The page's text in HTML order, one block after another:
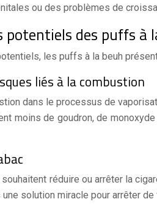
ou des problèmes de
potentiels des puffs à
les puffs à la beuh
liés à la combustion
dans le processus de
moins de goudron, de
réduire ou arrêter la
une solution miracle pour arrêter